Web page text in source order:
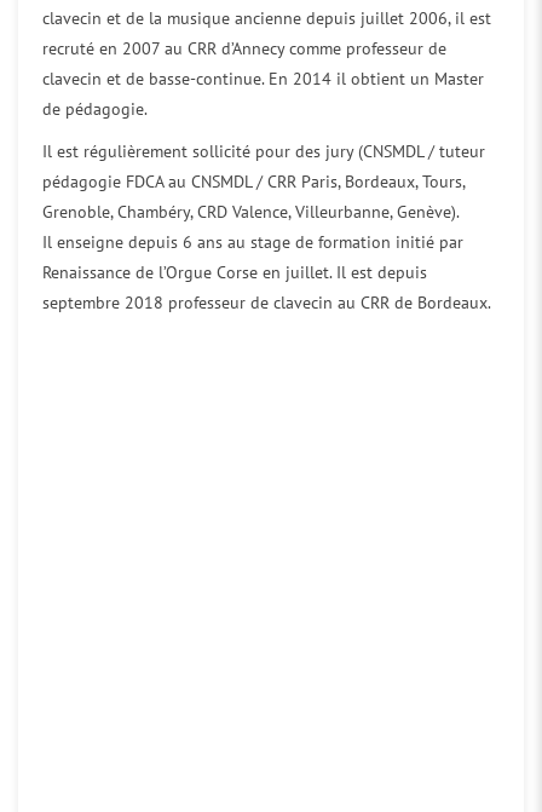
clavecin et de la musique ancienne depuis juillet 2006, il est
recruté en 2007 au CRR d’Annecy comme professeur de
clavecin et de basse-continue. En 2014 il obtient un Master
de pédagogie.
Il est régulièrement sollicité pour des jury (CNSMDL / tuteur
pédagogie FDCA au CNSMDL / CRR Paris, Bordeaux, Tours,
Grenoble, Chambéry, CRD Valence, Villeurbanne, Genève).
Il enseigne depuis 6 ans au stage de formation initié par
Renaissance de l’Orgue Corse en juillet. Il est depuis
septembre 2018 professeur de clavecin au CRR de Bordeaux.